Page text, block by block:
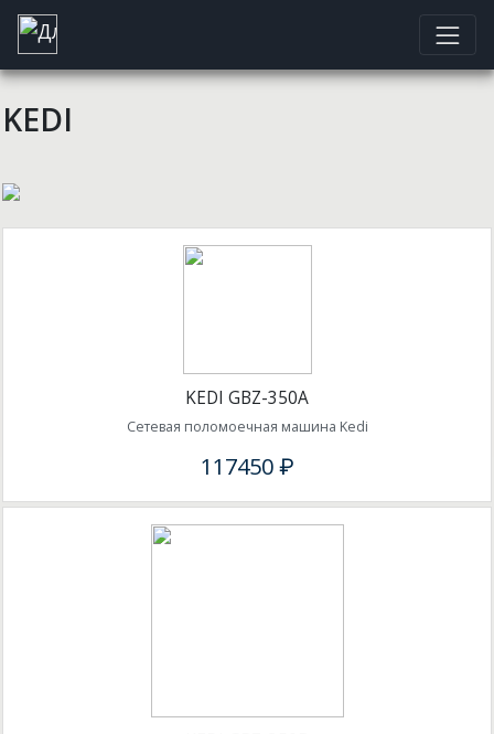
KEDI
KEDI GBZ-350A
Сетевая поломоечная машина Kedi
117450 ₽